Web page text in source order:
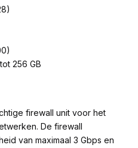
256 GB
firewall unit voor het
De firewall
van maximaal 3 Gbps en